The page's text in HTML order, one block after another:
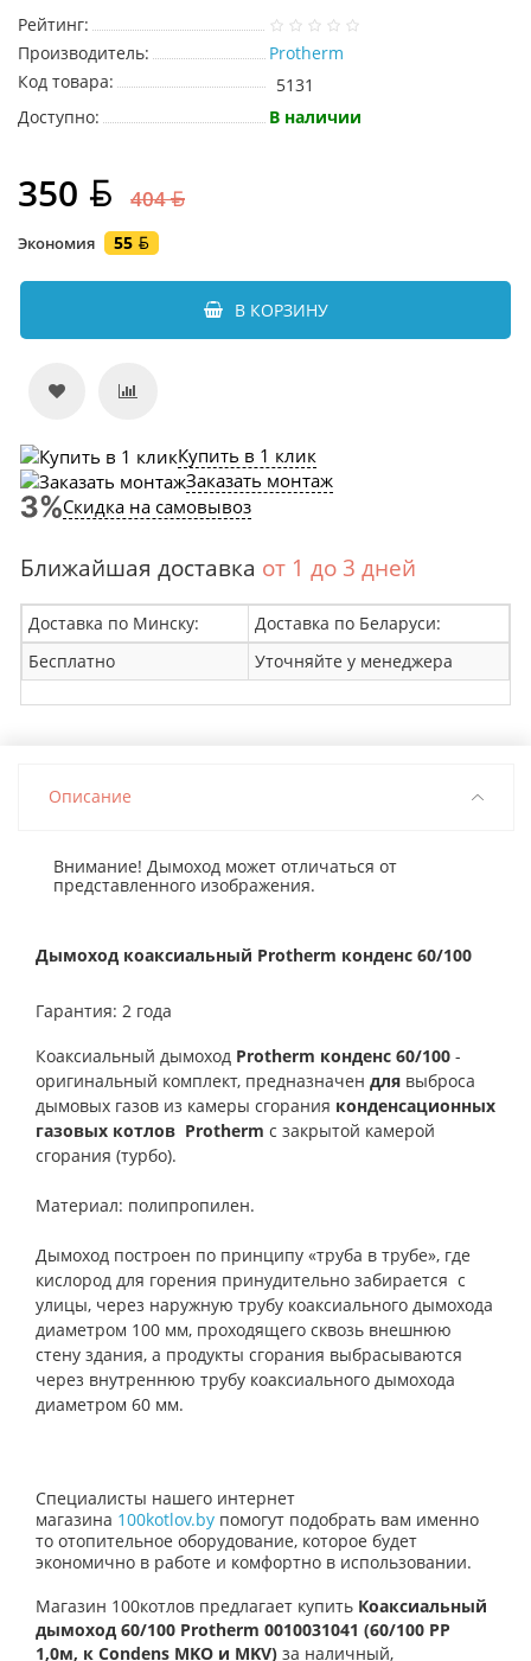
Рейтинг:
Производитель:
Protherm
Код товара:
5131
Доступно:
В наличии
350 404
Экономия 55
В КОРЗИНУ
Купить в 1 клик
Заказать монтаж
Скидка на самовывоз
Ближайшая доставка от 1 до 3 дней
Доставка по Минску:
Доставка по Беларуси:
Бесплатно
Уточняйте у менеджера
Описание
Внимание! Дымоход может отличаться от
представленного изображения.
Дымоход коаксиальный Protherm конденс 60/100
Гарантия: 2 года
Коаксиальный дымоход Protherm конденс 60/100 -
оригинальный комплект, предназначен для выброса
дымовых газов из камеры сгорания конденсационных
газовых котлов Protherm с закрытой камерой
сгорания (турбо).
Материал: полипропилен.
Дымоход построен по принципу «труба в трубе», где
кислород для горения принудительно забирается с
улицы, через наружную трубу коаксиального дымохода
диаметром 100 мм, проходящего сквозь внешнюю
стену здания, а продукты сгорания выбрасываются
через внутреннюю трубу коаксиального дымохода
диаметром 60 мм.
Специалисты нашего интернет
магазина 100kotlov.by помогут подобрать вам именно
то отопительное оборудование, которое будет
экономично в работе и комфортно в использовании.
Магазин 100котлов предлагает купить Коаксиальный
дымоход 60/100 Protherm 0010031041 (60/100 PP
1,0м, к Condens MKO и MKV) за наличный,